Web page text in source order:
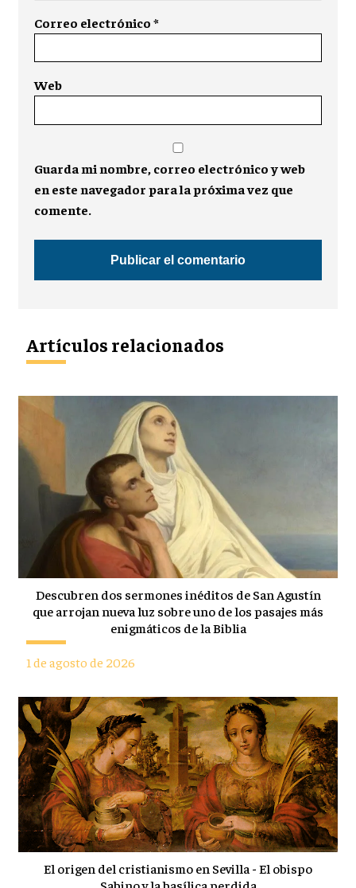
Correo electrónico*
Web
Guarda mi nombre, correo electrónico y web
en este navegador para la próxima vez que
comente.
Artículos relacionados
Descubren dos sermones inéditos de San Agustín
que arrojan nueva luz sobre uno de los pasajes más
enigmáticos de la Biblia
1 de agosto de 2026
El origen del cristianismo en Sevilla - El obispo